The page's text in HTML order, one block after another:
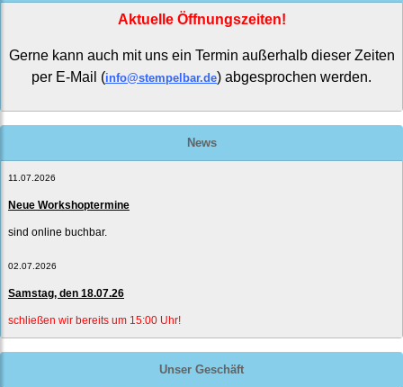
Aktuelle Öffnungszeiten!
Gerne kann auch mit uns ein Termin außerhalb dieser Zeiten
per E-Mail (info@stempelbar.de) abgesprochen werden.
News
11.07.2026
Neue Workshoptermine
sind online buchbar.
02.07.2026
Samstag, den 18.07.26
schließen wir bereits um 15:00 Uhr!
Unser Geschäft